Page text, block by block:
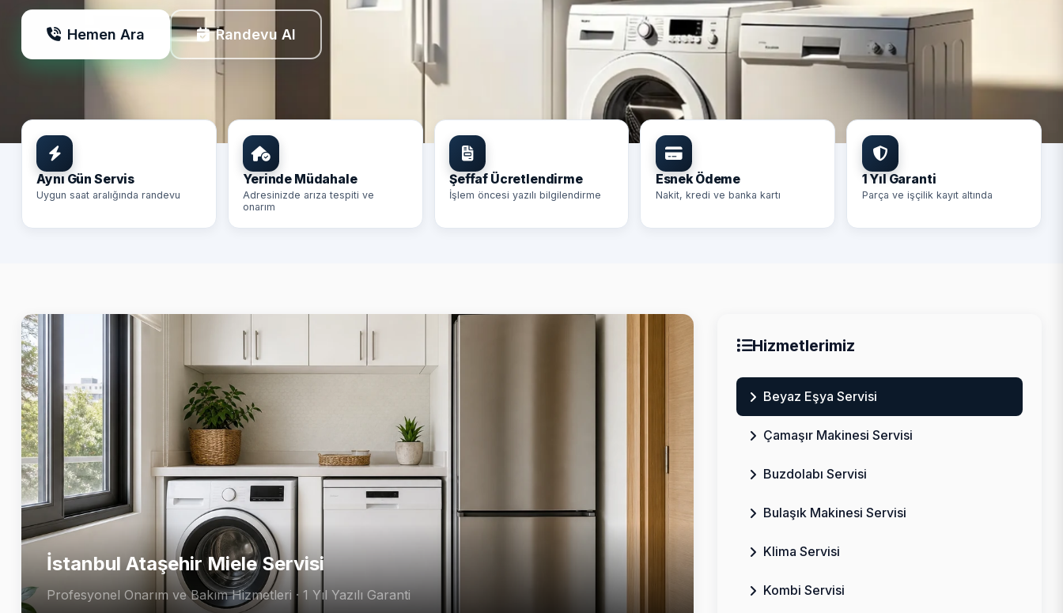
Hemen Ara Randevu Al
Aynı Gün Servis
Uygun saat aralığında randevu
Yerinde Müdahale
Adresinizde arıza tespiti ve
onarım
Şeffaf Ücretlendirme
İşlem öncesi yazılı bilgilendirme
Esnek Ödeme
Nakit, kredi ve banka kartı
1 Yıl Garanti
Parça ve işçilik kayıt altında
İstanbul Ataşehir Miele Servisi
Profesyonel Onarım ve Bakım Hizmetleri · 1 Yıl Yazılı Garanti
Hizmetlerimiz
Beyaz Eşya Servisi
Çamaşır Makinesi Servisi
Buzdolabı Servisi
Bulaşık Makinesi Servisi
Klima Servisi
Kombi Servisi